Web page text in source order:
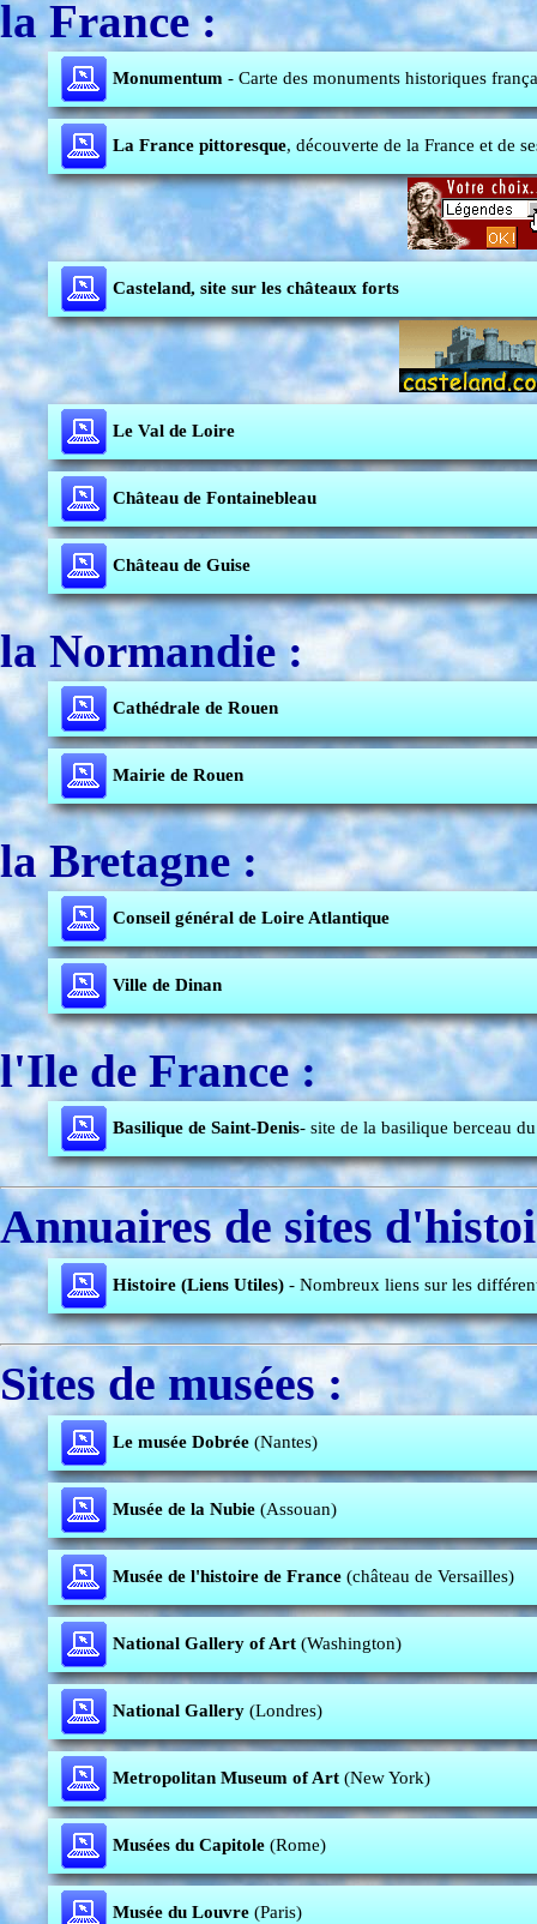
la France :
Monumentum - Carte des monuments historiques
La France pittoresque, découverte de la France et de
Casteland, site sur les châteaux forts
Le Val de Loire
Château de Fontainebleau
Château de Guise
la Normandie :
Cathédrale de Rouen
Mairie de Rouen
la Bretagne :
Conseil général de Loire Atlantique
Ville de Dinan
l'Ile de France :
Basilique de Saint-Denis- site de la basilique berceau
Annuaires de sites
Histoire (Liens Utiles) - Nombreux liens sur les
Sites de musées :
Le musée Dobrée (Nantes)
Musée de la Nubie (Assouan)
Musée de l'histoire de France (château de Versailles)
National Gallery of Art (Washington)
National Gallery (Londres)
Metropolitan Museum of Art (New York)
Musées du Capitole (Rome)
Musée du Louvre (Paris)